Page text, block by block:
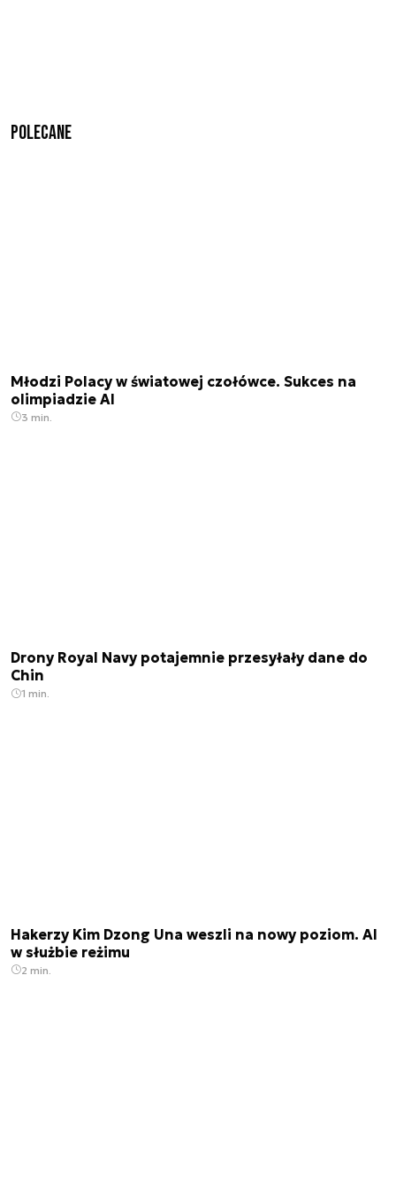
Polecane
Młodzi Polacy w światowej czołówce. Sukces na
olimpiadzie AI
3 min.
Drony Royal Navy potajemnie przesyłały dane do
Chin
1 min.
Hakerzy Kim Dzong Una weszli na nowy poziom. AI
w służbie reżimu
2 min.